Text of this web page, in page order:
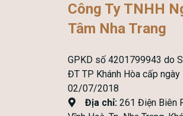
Công Ty TNHH
Tâm Nha Trang
GPKD số 4201799943 do
ĐT TP Khánh Hòa cấp ngày
02/07/2018
Địa chỉ: 261 Điện Biên